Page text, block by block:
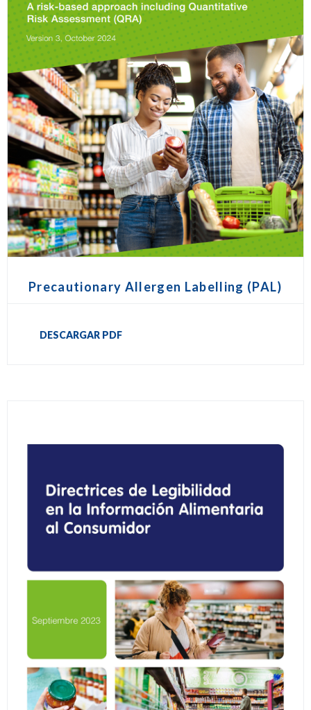
Precautionary Allergen Labelling (PAL)
DESCARGAR PDF